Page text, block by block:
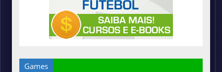
Games